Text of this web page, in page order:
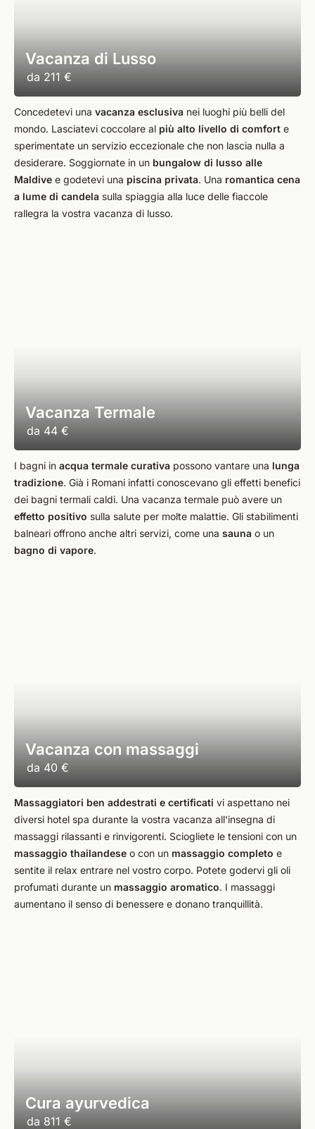
Vacanza di Lusso
da 211 €
Concedetevi una vacanza esclusiva nei luoghi più belli del
mondo. Lasciatevi coccolare al più alto livello di comfort e
sperimentate un servizio eccezionale che non lascia nulla a
desiderare. Soggiornate in un bungalow di lusso alle
Maldive e godetevi una piscina privata. Una romantica cena
a lume di candela sulla spiaggia alla luce delle fiaccole
rallegra la vostra vacanza di lusso.
Vacanza Termale
da 44 €
I bagni in acqua termale curativa possono vantare una lunga
tradizione. Già i Romani infatti conoscevano gli effetti benefici
dei bagni termali caldi. Una vacanza termale può avere un
effetto positivo sulla salute per molte malattie. Gli stabilimenti
balneari offrono anche altri servizi, come una sauna o un
bagno di vapore.
Vacanza con massaggi
da 40 €
Massaggiatori ben addestrati e certificati vi aspettano nei
diversi hotel spa durante la vostra vacanza all'insegna di
massaggi rilassanti e rinvigorenti. Sciogliete le tensioni con un
massaggio thailandese o con un massaggio completo e
sentite il relax entrare nel vostro corpo. Potete godervi gli oli
profumati durante un massaggio aromatico. I massaggi
aumentano il senso di benessere e donano tranquillità.
Cura ayurvedica
da 811 €